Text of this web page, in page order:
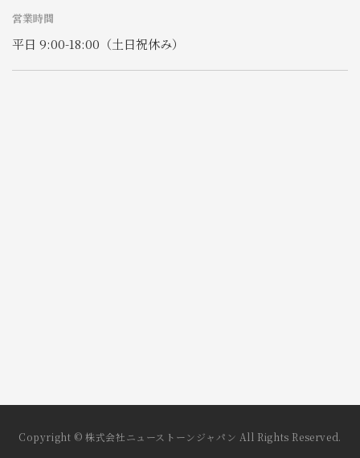
営業時間
平日 9:00-18:00（土日祝休み）
Copyright © 株式会社ニューストーンジャパン All Rights Reserved.